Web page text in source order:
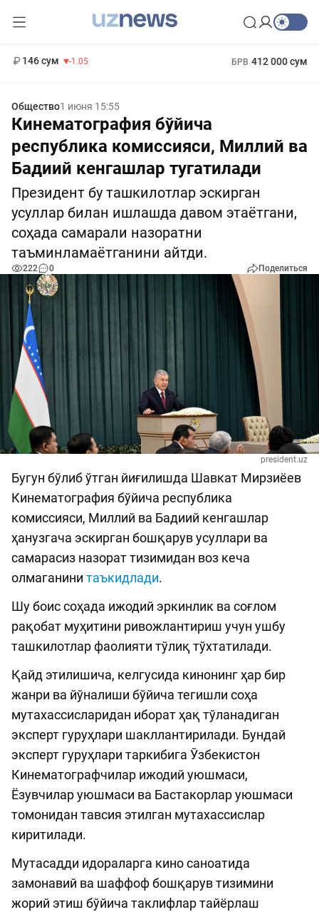
146 сум -1.05 БРВ 412 000 сум
Общество1 июня 15:55
Кинематография бўйича
республика комиссияси, Миллий ва
Бадиий кенгашлар тугатилади
Президент бу ташкилотлар эскирган
усуллар билан ишлашда давом этаётгани,
соҳада самарали назоратни
таъминламаётганини айтди.
222 0 Поделиться
president.uz
Бугун бўлиб ўтган йиғилишда Шавкат Мирзиёев
Кинематография бўйича республика
комиссияси, Миллий ва Бадиий кенгашлар
ҳанузгача эскирган бошқарув усуллари ва
самарасиз назорат тизимидан воз кеча
олмаганини таъкидлади.
Шу боис соҳада ижодий эркинлик ва соғлом
рақобат муҳитини ривожлантириш учун ушбу
ташкилотлар фаолияти тўлиқ тўхтатилади.
Қайд этилишича, келгусида кинонинг ҳар бир
жанри ва йўналиши бўйича тегишли соҳа
мутахассисларидан иборат ҳақ тўланадиган
эксперт гуруҳлари шакллантирилади. Бундай
эксперт гуруҳлари таркибига Ўзбекистон
Кинематографчилар ижодий уюшмаси,
Ёзувчилар уюшмаси ва Бастакорлар уюшмаси
томонидан тавсия этилган мутахассислар
киритилади.
Мутасадди идораларга кино саноатида
замонавий ва шаффоф бошқарув тизимини
жорий этиш бўйича таклифлар тайёрлаш